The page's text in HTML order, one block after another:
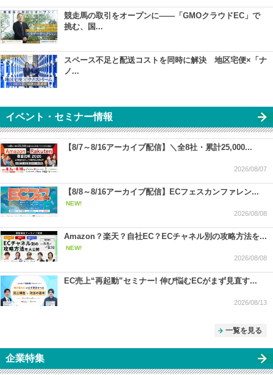
競走馬の取引をオープンに――「GMOクラウドEC」で
挑む、国...
スペース不足と配送コストを同時に解決 地区宅便×「ナ
ノ...
イベント・セミナー情報
【8/7～8/16アーカイブ配信】＼全8社・累計25,000...
2026/08/07
【8/8～8/16アーカイブ配信】ECフェスカンファレン...
NEW!
2026/08/08
Amazon？楽天？自社EC？ECチャネル別の攻略方法を...
NEW!
2026/08/08
EC売上“再起動”セミナー! 伸び悩むECがまず見直す...
2026/08/13
一覧を見る
企業特集